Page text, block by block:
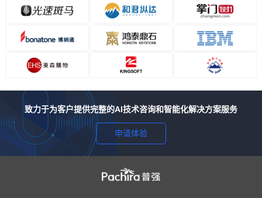
致力于为客户提供完整的AI技术咨询和智能化解决方案服务
申请体验